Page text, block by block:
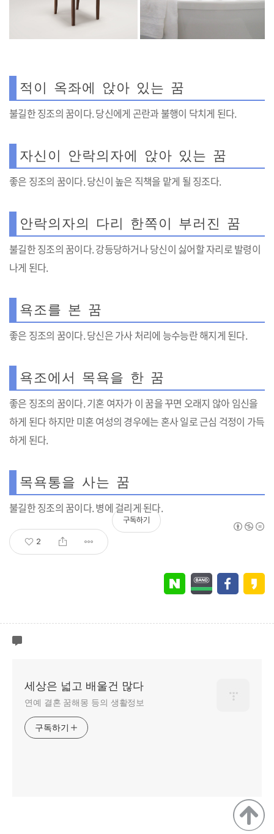
적이 옥좌에 앉아 있는 꿈
불길한 징조의 꿈이다. 당신에게 곤란과 불행이 닥치게 된다.
자신이 안락의자에 앉아 있는 꿈
좋은 징조의 꿈이다. 당신이 높은 직책을 맡게 될 징조다.
안락의자의 다리 한쪽이 부러진 꿈
불길한 징조의 꿈이다. 강등당하거나 당신이 싫어할 자리로 발령이
나게 된다.
욕조를 본 꿈
좋은 징조의 꿈이다. 당신은 가사 처리에 능수능란 해지게 된다.
욕조에서 목욕을 한 꿈
좋은 징조의 꿈이다. 기혼 여자가 이 꿈을 꾸면 오래지 않아 임신을
하게 된다 하지만 미혼 여성의 경우에는 혼사 일로 근심 걱정이 가득
하게 된다.
목욕통을 사는 꿈
불길한 징조의 꿈이다. 병에 걸리게 된다.
2
구독하기
세상은 넓고 배울건 많다
연예 결혼 꿈해몽 등의 생활정보
구독하기